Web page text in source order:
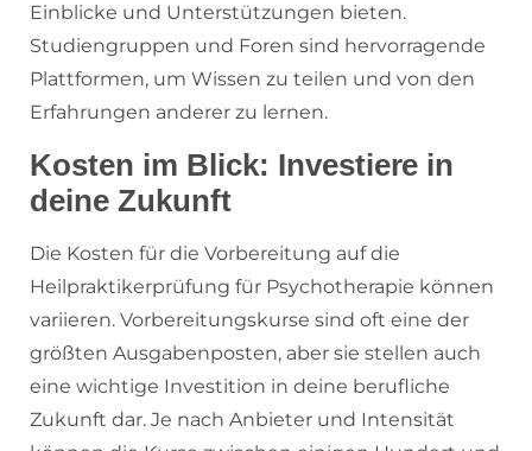
Einblicke und Unterstützungen bieten.
Studiengruppen und Foren sind hervorragende
Plattformen, um Wissen zu teilen und von den
Erfahrungen anderer zu lernen.
Kosten im Blick: Investiere in
deine Zukunft
Die Kosten für die Vorbereitung auf die
Heilpraktikerprüfung für Psychotherapie können
variieren. Vorbereitungskurse sind oft eine der
größten Ausgabenposten, aber sie stellen auch
eine wichtige Investition in deine berufliche
Zukunft dar. Je nach Anbieter und Intensität